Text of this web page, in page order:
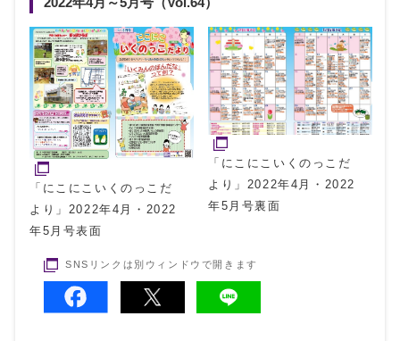
「にこにこいくのっこだ
より」2022年4月・2022
年5月号表面
「にこにこいくのっこだ
より」2022年4月・2022
年5月号裏面
SNSリンクは別ウィンドウで開きます